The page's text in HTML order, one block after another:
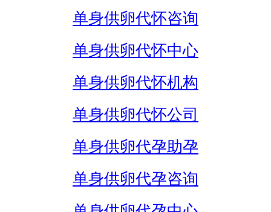
单身供卵代怀咨询
单身供卵代怀中心
单身供卵代怀机构
单身供卵代怀公司
单身供卵代孕助孕
单身供卵代孕咨询